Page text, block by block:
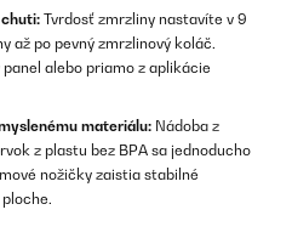
Tvrdosť zmrzliny nastavíte v 9
až po pevný zmrzlinový koláč.
alebo priamo z aplikácie
materiálu: Nádoba z
z plastu bez BPA sa jednoducho
nožičky zaistia stabilné